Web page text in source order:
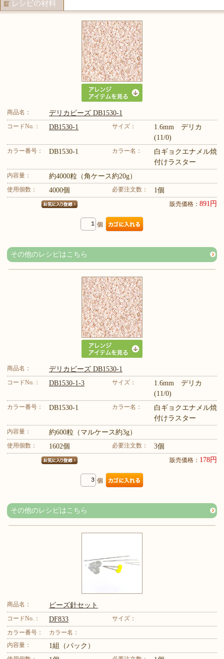
商品名： デリカビーズ DB1530-1
コードNo.： DB1530-1 サイズ：
1.6mm デリカ
(11/0)
カラー番号： DB1530-1 カラー名：
白ギョクエナメル焼
付けラスター
内容量： 約4000粒（角ケース約20g）
使用個数： 4000個 必要注文数： 1個
販売価格： 891円
個
その他のレシピはこちら
商品名： デリカビーズ DB1530-1
コードNo.： DB1530-1-3 サイズ：
1.6mm デリカ
(11/0)
カラー番号： DB1530-1 カラー名：
白ギョクエナメル焼
付けラスター
内容量： 約600粒（マルケース約3g）
使用個数： 1602個 必要注文数： 3個
販売価格： 178円
個
その他のレシピはこちら
商品名： ビーズ針セット
コードNo.： DF833
サイズ：
カラー番号：
カラー名：
内容量：
1組（パック）